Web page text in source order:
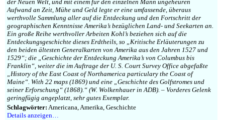
der Neuen Welt, und mit einem für den einzelnen Mann ungeheuren
Aufwand an Zeit, Mühe und Geld legte er eine umfassende, überaus
werthvolle Sammlung aller auf die Entdeckung und den Fortschritt der
geographischen Kenntnisse Amerika’s bezüglichen Land- und Seekarten an.
Ein große Reihe werthvoller Arbeiten Kohl’s beziehen sich auf die
Entdeckungsgeschichte dieses Erdtheils, so „Kritische Erläuterungen zu
den beiden ältesten Generalkarten von Amerika aus den Jahren 1527 und
1529“; die „Geschichte der Entdeckung Amerika’s von Columbus bis
Franklin“, weiter die im Auftrage der U. S. Court Survey Office abgefaßte
„History of the East Coast of Northamerica particulary the Coast of
Maine“. With 22 maps (1869) und eine „Geschichte des Golfstromes und
seiner Erforschung“ (1868).“ (W. Wolkenhauer in ADB). – Vorderes Gelenk
geringfügig angeplatzt, sehr gutes Exemplar.
Schlagwörter: Americana, Amerika, Geschichte
Details anzeigen…